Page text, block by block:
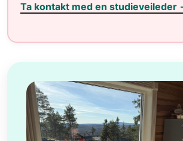
Ta kontakt med en studieveileder